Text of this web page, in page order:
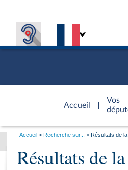
Accueil
d'accueil
Vos
Général
Vous
Accueil Recherche sur... Résultats de
Résultats de